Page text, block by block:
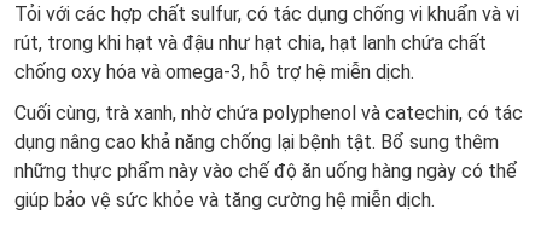
Tỏi với các hợp chất sulfur, có tác dụng chống vi khuẩn và vi
rút, trong khi hạt và đậu như hạt chia, hạt lanh chứa chất
chống oxy hóa và omega-3, hỗ trợ hệ miễn dịch.
Cuối cùng, trà xanh, nhờ chứa polyphenol và catechin, có tác
dụng nâng cao khả năng chống lại bệnh tật. Bổ sung thêm
những thực phẩm này vào chế độ ăn uống hàng ngày có thể
giúp bảo vệ sức khỏe và tăng cường hệ miễn dịch.